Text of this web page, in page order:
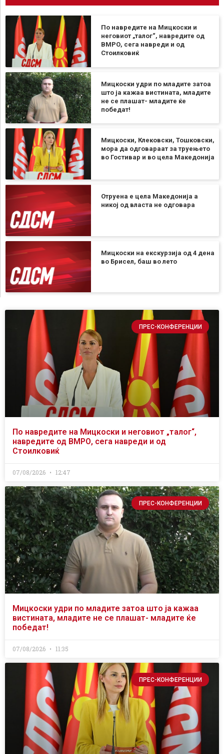
По навредите на Мицкоски и
неговиот „талог“, навредите од
ВМРО, сега навреди и од
Стоилковиќ
Мицкоски удри по младите затоа
што ја кажаа вистината, младите
не се плашат- младите ќе
победат!
Мицкоски, Клековски, Тошковски,
мора да одговараат за труењето
во Гостивар и во цела Македонија
Отруена е цела Македонија а
никој од власта не одговара
Мицкоски на екскурзија од 4 дена
во Брисел, баш во лето
ПРЕС-КОНФЕРЕНЦИИ
По навредите на Мицкоски и неговиот „талог“,
навредите од ВМРО, сега навреди и од
Стоилковиќ
07/08/2026 12:47
ПРЕС-КОНФЕРЕНЦИИ
Мицкоски удри по младите затоа што ја кажаа
вистината, младите не се плашат- младите ќе
победат!
07/08/2026 11:35
ПРЕС-КОНФЕРЕНЦИИ